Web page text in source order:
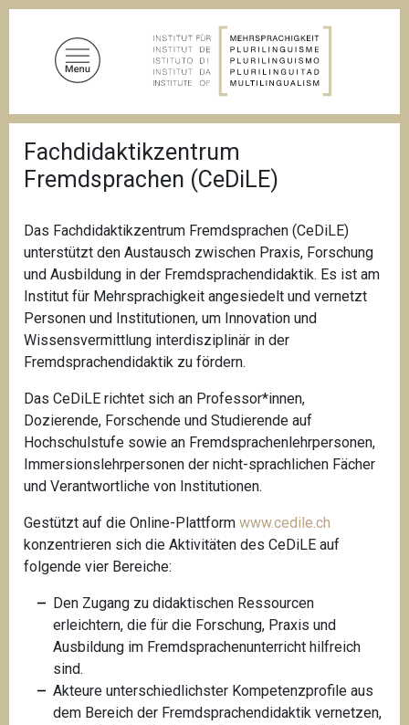
D
f
a
d
v
i
g
a
t
i
o
n
Fachdidaktikzentrum
Fremdsprachen (CeDiLE)
Das Fachdidaktikzentrum Fremdsprachen (CeDiLE)
unterstützt den Austausch zwischen Praxis, Forschung
und Ausbildung in der Fremdsprachendidaktik. Es ist am
Institut für Mehrsprachigkeit angesiedelt und vernetzt
Personen und Institutionen, um Innovation und
Wissensvermittlung interdisziplinär in der
Fremdsprachendidaktik zu fördern.
Das CeDiLE richtet sich an Professor*innen,
Dozierende, Forschende und Studierende auf
Hochschulstufe sowie an Fremdsprachenlehrpersonen,
Immersionslehrpersonen der nicht-sprachlichen Fächer
und Verantwortliche von Institutionen.
Gestützt auf die Online-Plattform www.cedile.ch
konzentrieren sich die Aktivitäten des CeDiLE auf
folgende vier Bereiche:
Den Zugang zu didaktischen Ressourcen
erleichtern, die für die Forschung, Praxis und
Ausbildung im Fremdsprachenunterricht hilfreich
sind.
Akteure unterschiedlichster Kompetenzprofile aus
dem Bereich der Fremdsprachendidaktik vernetzen,